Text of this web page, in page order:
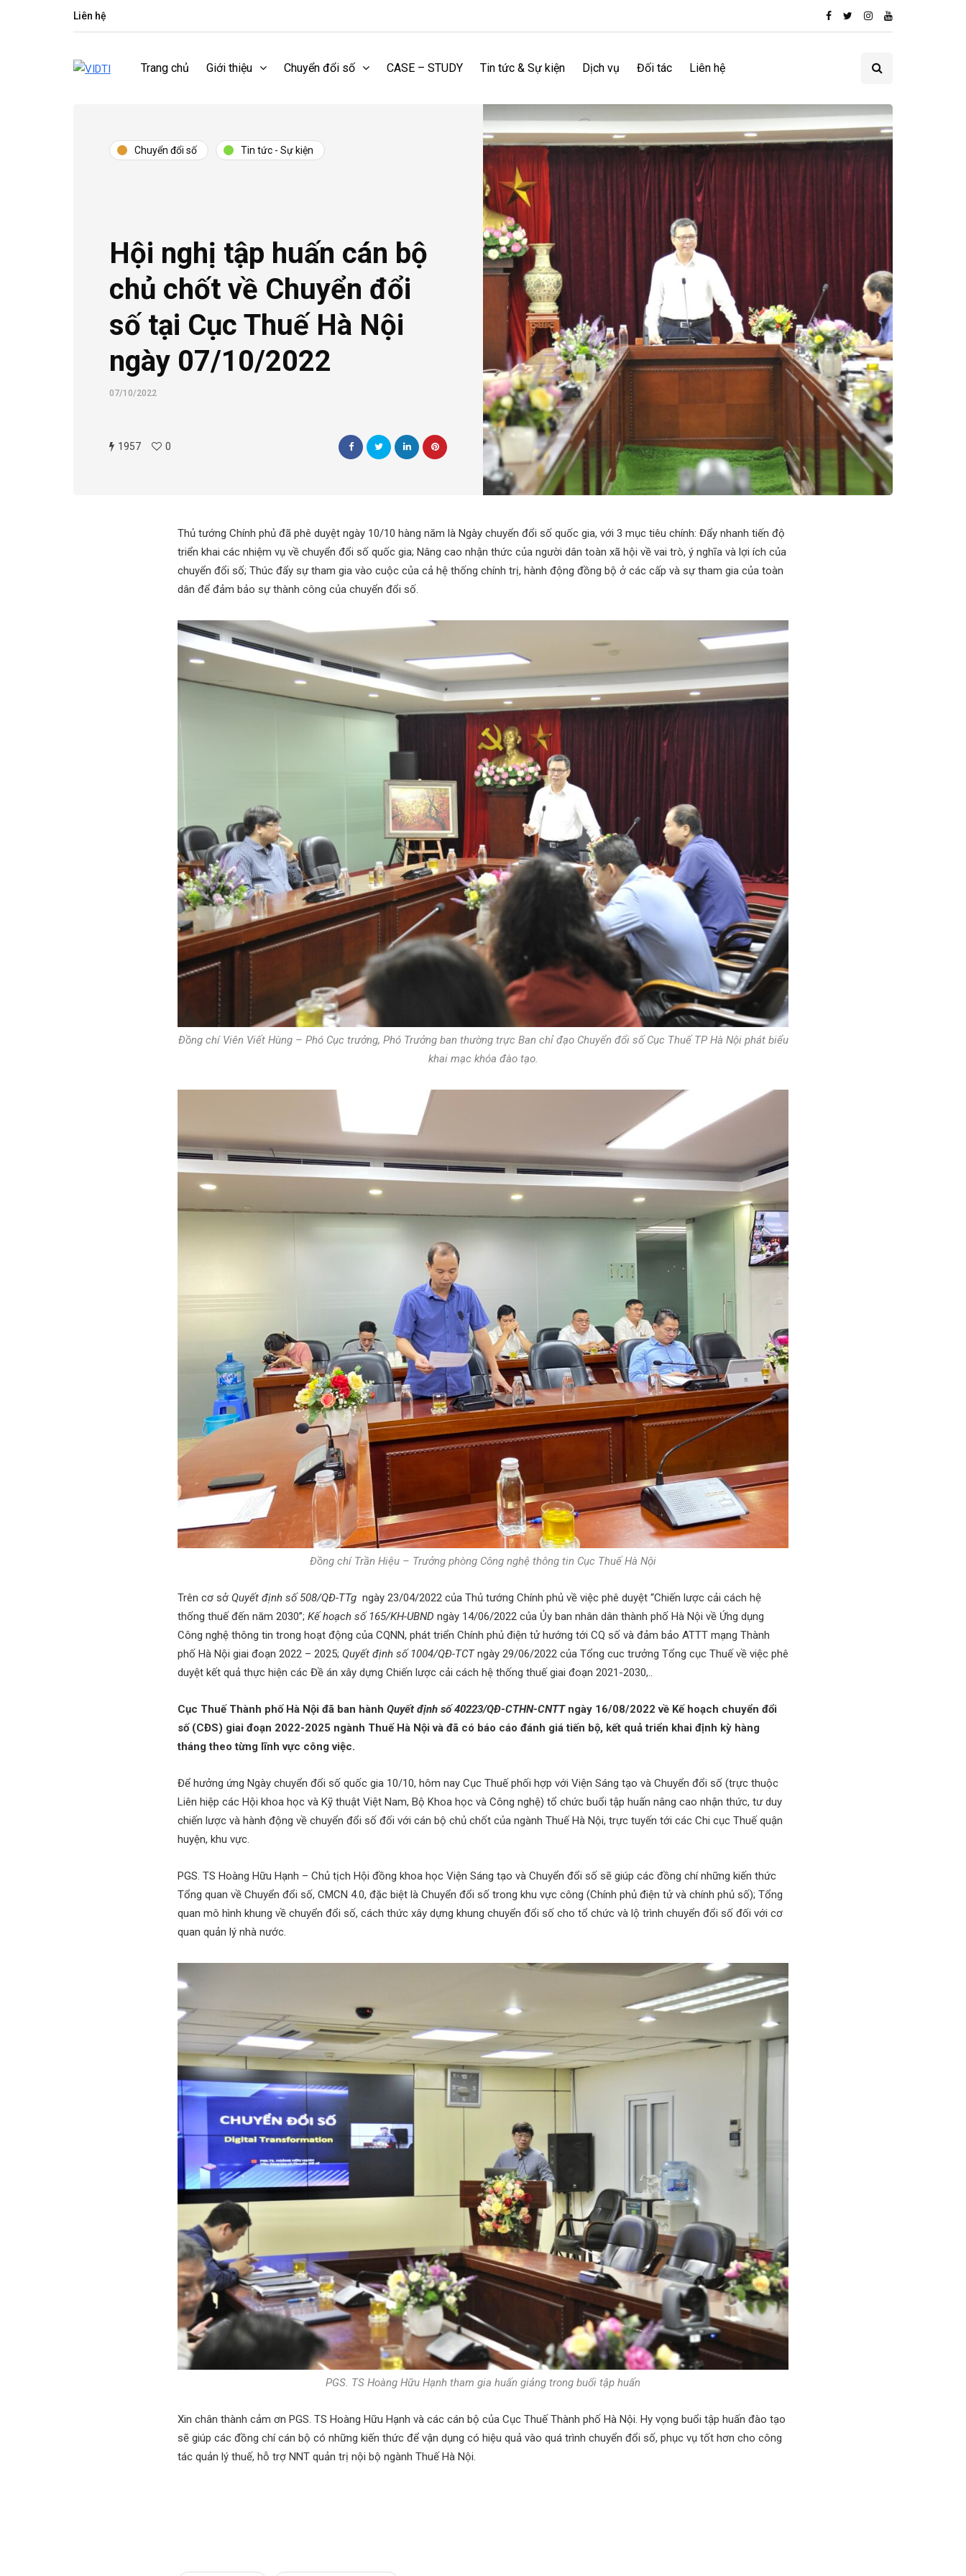
Liên hệ
Trang chủ Giới thiệu Chuyển đổi số CASE – STUDY Tin tức & Sự kiện Dịch vụ Đối tác Liên hệ
Chuyển đổi số Tin tức - Sự kiện
Hội nghị tập huấn cán bộ
chủ chốt về Chuyển đổi
số tại Cục Thuế Hà Nội
ngày 07/10/2022
07/10/2022
1957 0
Thủ tướng Chính phủ đã phê duyệt ngày 10/10 hàng năm là Ngày chuyển đổi số quốc gia, với 3 mục tiêu chính: Đẩy nhanh tiến độ
triển khai các nhiệm vụ về chuyển đổi số quốc gia; Nâng cao nhận thức của người dân toàn xã hội về vai trò, ý nghĩa và lợi ích của
chuyển đổi số; Thúc đẩy sự tham gia vào cuộc của cả hệ thống chính trị, hành động đồng bộ ở các cấp và sự tham gia của toàn
dân để đảm bảo sự thành công của chuyển đổi số.
Đồng chí Viên Viết Hùng – Phó Cục trưởng, Phó Trưởng ban thường trực Ban chỉ đạo Chuyển đổi số Cục Thuế TP Hà Nội phát biểu
khai mạc khóa đào tạo.
Đồng chí Trần Hiệu – Trưởng phòng Công nghệ thông tin Cục Thuế Hà Nội
Trên cơ sở Quyết định số 508/QĐ-TTg ngày 23/04/2022 của Thủ tướng Chính phủ về việc phê duyệt “Chiến lược cải cách hệ
thống thuế đến năm 2030”; Kế hoạch số 165/KH-UBND ngày 14/06/2022 của Ủy ban nhân dân thành phố Hà Nội về Ứng dụng
Công nghệ thông tin trong hoạt động của CQNN, phát triển Chính phủ điện tử hướng tới CQ số và đảm bảo ATTT mạng Thành
phố Hà Nội giai đoạn 2022 – 2025; Quyết định số 1004/QĐ-TCTngày 29/06/2022 của Tổng cuc trưởng Tổng cục Thuế về việc phê
duyệt kết quả thực hiện các Đề án xây dựng Chiến lược cải cách hệ thống thuế giai đoạn 2021-2030,..
Cục Thuế Thành phố Hà Nội đã ban hành Quyết định số 40223/QĐ-CTHN-CNTTngày 16/08/2022 về Kế hoạch chuyển đổi
số (CĐS) giai đoạn 2022-2025 ngành Thuế Hà Nội và đã có báo cáo đánh giá tiến bộ, kết quả triển khai định kỳ hàng
tháng theo từng lĩnh vực công việc.
Để hưởng ứng Ngày chuyển đổi số quốc gia 10/10, hôm nay Cục Thuế phối hợp với Viện Sáng tạo và Chuyển đổi số (trực thuộc
Liên hiệp các Hội khoa học và Kỹ thuật Việt Nam, Bộ Khoa học và Công nghệ) tổ chức buổi tập huấn nâng cao nhận thức, tư duy
chiến lược và hành động về chuyển đổi số đối với cán bộ chủ chốt của ngành Thuế Hà Nội, trực tuyến tới các Chi cục Thuế quận
huyện, khu vực.
PGS. TS Hoàng Hữu Hạnh – Chủ tịch Hội đồng khoa học Viện Sáng tạo và Chuyển đổi số sẽ giúp các đồng chí những kiến thức
Tổng quan về Chuyển đổi số, CMCN 4.0, đặc biệt là Chuyển đổi số trong khu vực công (Chính phủ điện tử và chính phủ số); Tổng
quan mô hình khung về chuyển đổi số, cách thức xây dựng khung chuyển đổi số cho tổ chức và lộ trình chuyển đổi số đối với cơ
quan quản lý nhà nước.
PGS. TS Hoàng Hữu Hạnh tham gia huấn giảng trong buổi tập huấn
Xin chân thành cảm ơn PGS. TS Hoàng Hữu Hạnh và các cán bộ của Cục Thuế Thành phố Hà Nội. Hy vọng buổi tập huấn đào tạo
sẽ giúp các đồng chí cán bộ có những kiến thức để vận dụng có hiệu quả vào quá trình chuyển đổi số, phục vụ tốt hơn cho công
tác quản lý thuế, hỗ trợ NNT quản trị nội bộ ngành Thuế Hà Nội.